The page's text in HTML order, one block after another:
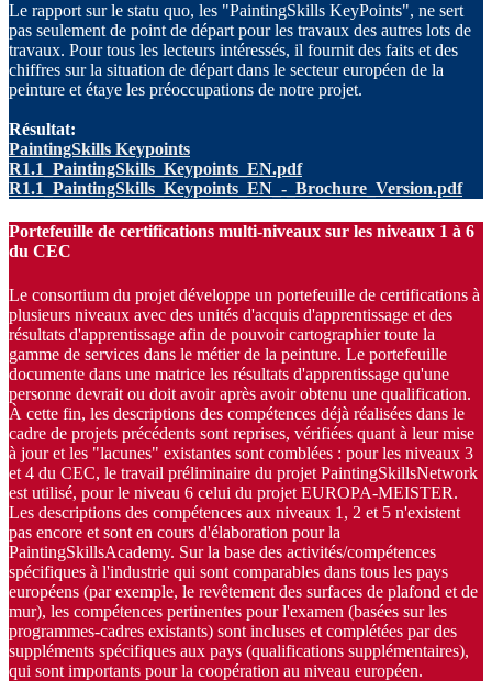
Le rapport sur le statu quo, les "PaintingSkills KeyPoints", ne sert
pas seulement de point de départ pour les travaux des autres lots de
travaux. Pour tous les lecteurs intéressés, il fournit des faits et des
chiffres sur la situation de départ dans le secteur européen de la
peinture et étaye les préoccupations de notre projet.
Résultat:
PaintingSkills Keypoints
R1.1_PaintingSkills_Keypoints_EN.pdf
R1.1_PaintingSkills_Keypoints_EN_-_Brochure_Version.pdf
Portefeuille de certifications multi-niveaux sur les niveaux 1 à 6
du CEC
Le consortium du projet développe un portefeuille de certifications à
plusieurs niveaux avec des unités d'acquis d'apprentissage et des
résultats d'apprentissage afin de pouvoir cartographier toute la
gamme de services dans le métier de la peinture. Le portefeuille
documente dans une matrice les résultats d'apprentissage qu'une
personne devrait ou doit avoir après avoir obtenu une qualification.
À cette fin, les descriptions des compétences déjà réalisées dans le
cadre de projets précédents sont reprises, vérifiées quant à leur mise
à jour et les "lacunes" existantes sont comblées : pour les niveaux 3
et 4 du CEC, le travail préliminaire du projet PaintingSkillsNetwork
est utilisé, pour le niveau 6 celui du projet EUROPA-MEISTER.
Les descriptions des compétences aux niveaux 1, 2 et 5 n'existent
pas encore et sont en cours d'élaboration pour la
PaintingSkillsAcademy. Sur la base des activités/compétences
spécifiques à l'industrie qui sont comparables dans tous les pays
européens (par exemple, le revêtement des surfaces de plafond et de
mur), les compétences pertinentes pour l'examen (basées sur les
programmes-cadres existants) sont incluses et complétées par des
suppléments spécifiques aux pays (qualifications supplémentaires),
qui sont importants pour la coopération au niveau européen.